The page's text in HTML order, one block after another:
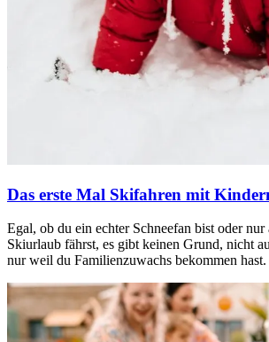
Das erste Mal Skifahren mit
Egal, ob du ein echter Schneefan bist oder nur
Skiurlaub fährst, es gibt keinen Grund, nicht
nur weil du Familienzuwachs bekommen hast.